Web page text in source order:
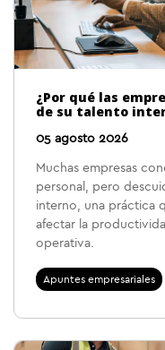
¿Por qué las
de su talento
05 agosto 2026
Muchas empresas
personal, pero
interno, una práctica
afectar la
operativa.
Apuntes empresariales